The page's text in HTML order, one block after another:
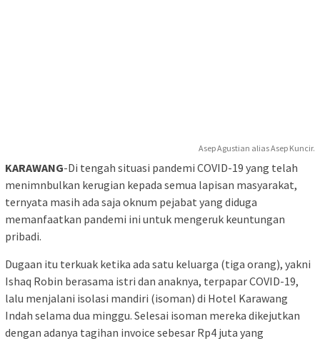
Asep Agustian alias Asep Kuncir.
KARAWANG-Di tengah situasi pandemi COVID-19 yang telah
menimnbulkan kerugian kepada semua lapisan masyarakat,
ternyata masih ada saja oknum pejabat yang diduga
memanfaatkan pandemi ini untuk mengeruk keuntungan
pribadi.
Dugaan itu terkuak ketika ada satu keluarga (tiga orang), yakni
Ishaq Robin berasama istri dan anaknya, terpapar COVID-19,
lalu menjalani isolasi mandiri (isoman) di Hotel Karawang
Indah selama dua minggu. Selesai isoman mereka dikejutkan
dengan adanya tagihan invoice sebesar Rp4 juta yang